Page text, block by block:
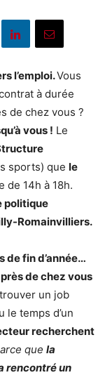
l’emploi.Vous
à durée
de chez vous ?
vous ! Le
sports) que le
de 14h à 18h.
politique
Romainvilliers.
fin d’année…
de chez vous
un job
le temps d’un
recherchent
que la
rencontré un